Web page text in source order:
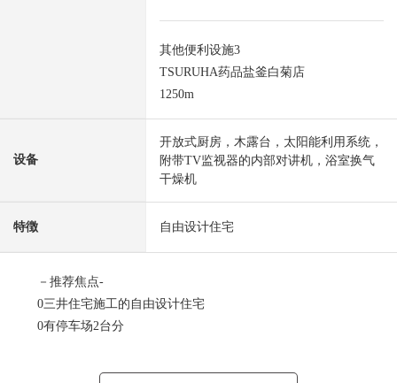
其他便利设施3
TSURUHA药品盐釜白菊店
1250m
设备
开放式厨房，木露台，太阳能利用系统，
附带TV监视器的内部对讲机，浴室换气
干燥机
特徴 自由设计住宅
－推荐焦点-
0三井住宅施工的自由设计住宅
0有停车场2台分
0LDK是约19张塌塌米和能舒适地舒畅的空间